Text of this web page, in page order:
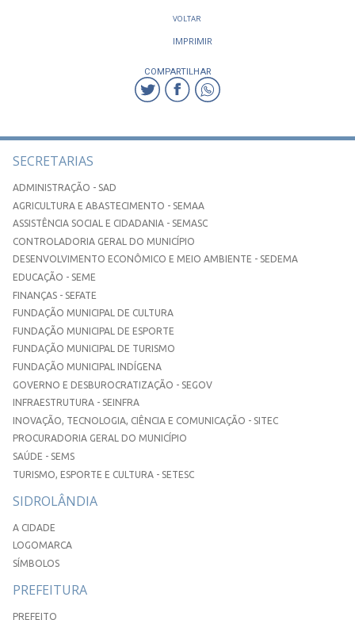
VOLTAR
IMPRIMIR
COMPARTILHAR
SECRETARIAS
ADMINISTRAÇÃO - SAD
AGRICULTURA E ABASTECIMENTO - SEMAA
ASSISTÊNCIA SOCIAL E CIDADANIA - SEMASC
CONTROLADORIA GERAL DO MUNICÍPIO
DESENVOLVIMENTO ECONÔMICO E MEIO AMBIENTE - SEDEMA
EDUCAÇÃO - SEME
FINANÇAS - SEFATE
FUNDAÇÃO MUNICIPAL DE CULTURA
FUNDAÇÃO MUNICIPAL DE ESPORTE
FUNDAÇÃO MUNICIPAL DE TURISMO
FUNDAÇÃO MUNICIPAL INDÍGENA
GOVERNO E DESBUROCRATIZAÇÃO - SEGOV
INFRAESTRUTURA - SEINFRA
INOVAÇÃO, TECNOLOGIA, CIÊNCIA E COMUNICAÇÃO - SITEC
PROCURADORIA GERAL DO MUNICÍPIO
SAÚDE - SEMS
TURISMO, ESPORTE E CULTURA - SETESC
SIDROLÂNDIA
A CIDADE
LOGOMARCA
SÍMBOLOS
PREFEITURA
PREFEITO